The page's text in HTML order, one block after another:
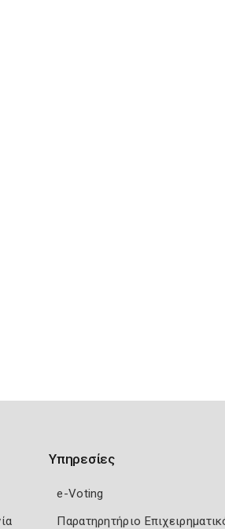
Υπηρεσίες
e-Voting
Παρατηρητήριο